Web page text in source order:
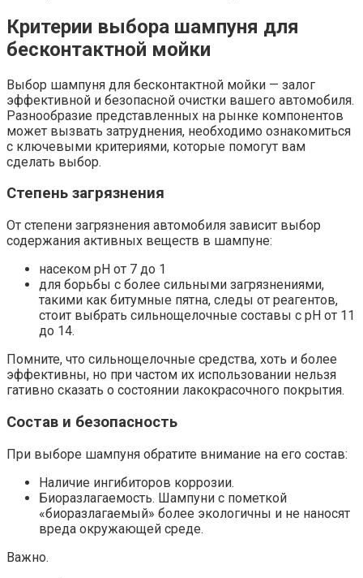
Критерии выбора шампуня для
бесконтактной мойки
Выбор шампуня для бесконтактной мойки — залог
эффективной и безопасной очистки вашего автомобиля.
Разнообразие представленных на рынке компонентов
может вызвать затруднения, необходимо ознакомиться
с ключевыми критериями, которые помогут вам
сделать выбор.​
Степень загрязнения
От степени загрязнения автомобиля зависит выбор
содержания активных веществ в шампуне:
насеком pH от 7 до 1
для борьбы с более сильными загрязнениями,
такими как битумные пятна, следы от реагентов,
стоит выбрать сильнощелочные составы с pH от 11
до 14.​
Помните, что сильнощелочные средства, хоть и более
эффективны, но при частом их использовании нельзя
гативно сказать о состоянии лакокрасочного покрытия.​
Состав и безопасность
При выборе шампуня обратите внимание на его состав:
Наличие ингибиторов коррозии.​
Биоразлагаемость.​ Шампуни с пометкой
«биоразлагаемый» более экологичны и не наносят
вреда окружающей среде.​
Важно.